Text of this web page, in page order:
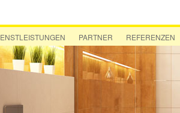
PARTNER REFERENZEN